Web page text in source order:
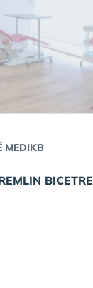
MEDIKB
BICETRE